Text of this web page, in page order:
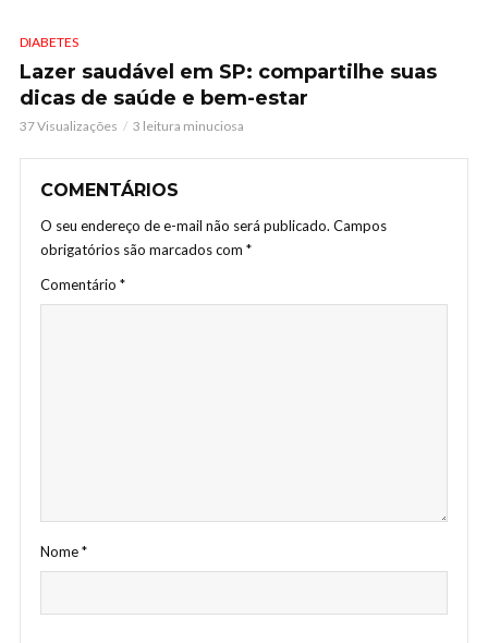
DIABETES
Lazer saudável em SP: compartilhe suas
dicas de saúde e bem-estar
37 Visualizações 3 leitura minuciosa
COMENTÁRIOS
O seu endereço de e-mail não será publicado. Campos
obrigatórios são marcados com *
Comentário *
Nome*